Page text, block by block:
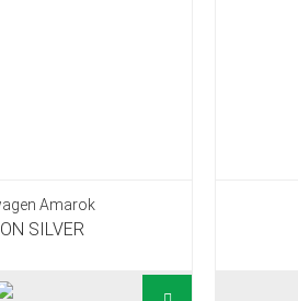
Amarok
SILVER